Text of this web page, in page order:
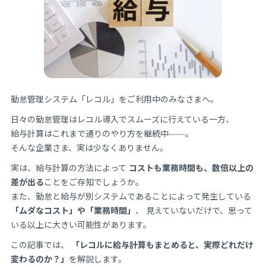
勤怠管理システム「レコル」をご利用中のみなさまへ。
日々の勤怠管理はレコル導入でスムーズに行えている一方、
給与計算はこれまで通りのやり方を継続中——。
そんな企業さま、実は少なくありません。
実は、給与計算の方法によって コストも業務時間も、数倍以上の
差が出ることをご存知でしょうか。
また、勤怠と給与が別システムであることによって発生している
「ムダなコスト」や「業務時間」 、 見えていないだけで、思って
いる以上に大きい可能性があります。
この記事では、
「レコルに給与計算もまとめると、実際どれだけ
変わるのか？」 を解説します。